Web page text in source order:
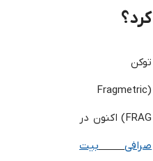
کرد؟
توکن
(Fragmetric
(FRAG اکنون در
صرافی
بیت